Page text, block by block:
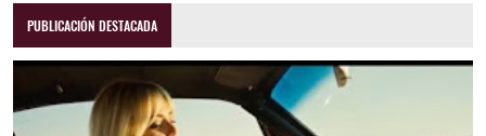
PUBLICACIÓN DESTACADA